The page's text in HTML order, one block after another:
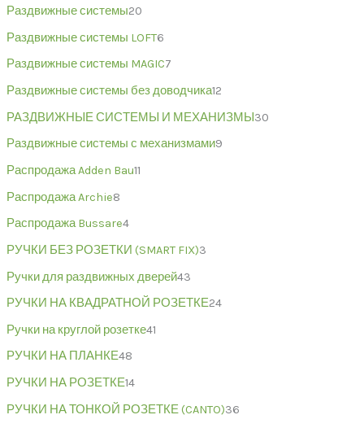
Раздвижные системы20
Раздвижные системы LOFT6
Раздвижные системы MAGIC7
Раздвижные системы без доводчика12
РАЗДВИЖНЫЕ СИСТЕМЫ И МЕХАНИЗМЫ 30
Раздвижные системы с механизмами9
Распродажа Adden Bau11
Распродажа Archie8
Распродажа Bussare4
РУЧКИ БЕЗ РОЗЕТКИ (SMART FIX)3
Ручки для раздвижных дверей43
РУЧКИ НА КВАДРАТНОЙ РОЗЕТКЕ24
Ручки на круглой розетке41
РУЧКИ НА ПЛАНКЕ48
РУЧКИ НА РОЗЕТКЕ14
РУЧКИ НА ТОНКОЙ РОЗЕТКЕ (CANTO)36